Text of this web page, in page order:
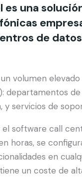
una
de
volumen
departamentos
y servicios de
software call
horas, se
en
un coste de